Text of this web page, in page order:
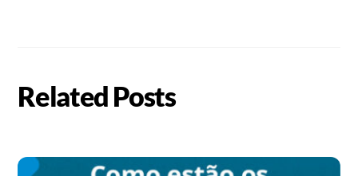
Related Posts